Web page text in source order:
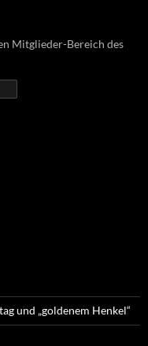
Mitglieder-Bereich des
und „goldenem Henkel“